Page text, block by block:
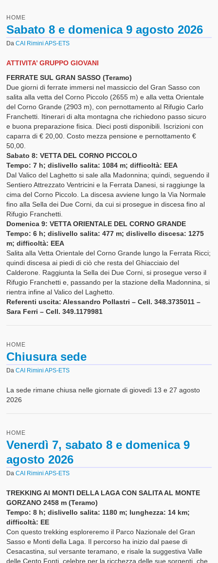
La Rubrica del Fisioterapista
HOME
Sabato 8 e domenica 9 agosto 2026
DaCAI Rimini APS-ETS
ATTIVITA’ GRUPPO GIOVANI
FERRATE SUL GRAN SASSO (Teramo)
Due giorni di ferrate immersi nel massiccio del Gran Sasso con
salita alla vetta del Corno Piccolo (2655 m) e alla vetta Orientale
del Corno Grande (2903 m), con pernottamento al Rifugio Carlo
Franchetti. Itinerari di alta montagna che richiedono passo sicuro
e buona preparazione fisica. Dieci posti disponibili. Iscrizioni con
caparra di € 20,00. Costo mezza pensione e pernottamento €
50,00.
Sabato 8: VETTA DEL CORNO PICCOLO
Tempo: 7 h; dislivello salita: 1084 m; difficoltà: EEA
Dal Valico del Laghetto si sale alla Madonnina; quindi, seguendo il
Sentiero Attrezzato Ventricini e la Ferrata Danesi, si raggiunge la
cima del Corno Piccolo. La discesa avviene lungo la Via Normale
fino alla Sella dei Due Corni, da cui si prosegue in discesa fino al
Rifugio Franchetti.
Domenica 9: VETTA ORIENTALE DEL CORNO GRANDE
Tempo: 6 h; dislivello salita: 477 m; dislivello discesa: 1275
m; difficoltà: EEA
Salita alla Vetta Orientale del Corno Grande lungo la Ferrata Ricci;
quindi discesa ai piedi di ciò che resta del Ghiacciaio del
Calderone. Raggiunta la Sella dei Due Corni, si prosegue verso il
Rifugio Franchetti e, passando per la stazione della Madonnina, si
rientra infine al Valico del Laghetto.
Referenti uscita: Alessandro Pollastri – Cell. 348.3735011 –
Sara Ferri – Cell. 349.1179981
HOME
Chiusura sede
DaCAI Rimini APS-ETS
La sede rimane chiusa nelle giornate di giovedì 13 e 27 agosto
2026
HOME
Venerdì 7, sabato 8 e domenica 9
agosto 2026
DaCAI Rimini APS-ETS
TREKKING AI MONTI DELLA LAGA CON SALITA AL MONTE
GORZANO 2458 m (Teramo)
Tempo: 8 h; dislivello salita: 1180 m; lunghezza: 14 km;
difficoltà: EE
Con questo trekking esploreremo il Parco Nazionale del Gran
Sasso e Monti della Laga. Il percorso ha inizio dal paese di
Cesacastina, sul versante teramano, e risale la suggestiva Valle
delle Cento Fonti, celebre per la ricchezza delle sue sorgenti, che